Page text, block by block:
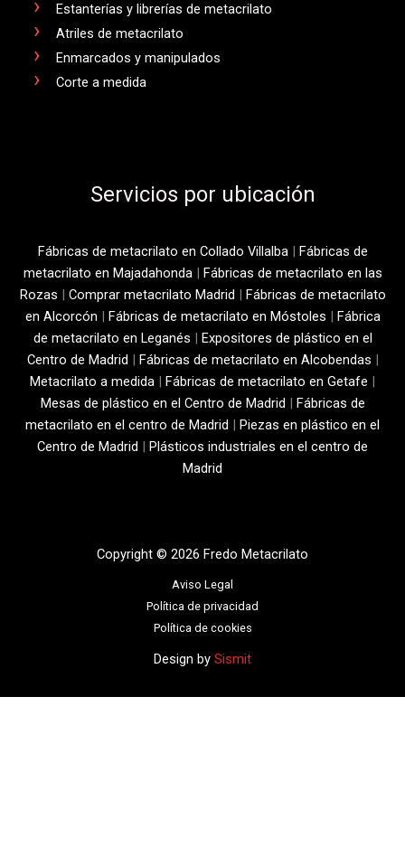
Estanterías y librerías de metacrilato
Atriles de metacrilato
Enmarcados y manipulados
Corte a medida
Servicios por ubicación
Fábricas de metacrilato en Collado Villalba| Fábricas de
metacrilato en Majadahonda| Fábricas de metacrilato en las
Rozas | Comprar metacrilato Madrid | Fábricas de metacrilato
en Alcorcón | Fábricas de metacrilato en Móstoles | Fábrica
de metacrilato en Leganés | Expositores de plástico en el
Centro de Madrid | Fábricas de metacrilato en Alcobendas |
Metacrilato a medida | Fábricas de metacrilato en Getafe |
Mesas de plástico en el Centro de Madrid | Fábricas de
metacrilato en el centro de Madrid | Piezas en plástico en el
Centro de Madrid | Plásticos industriales en el centro de
Madrid
Copyright © 2026 Fredo Metacrilato
Aviso Legal
Política de privacidad
Política de cookies
Design by Sismit